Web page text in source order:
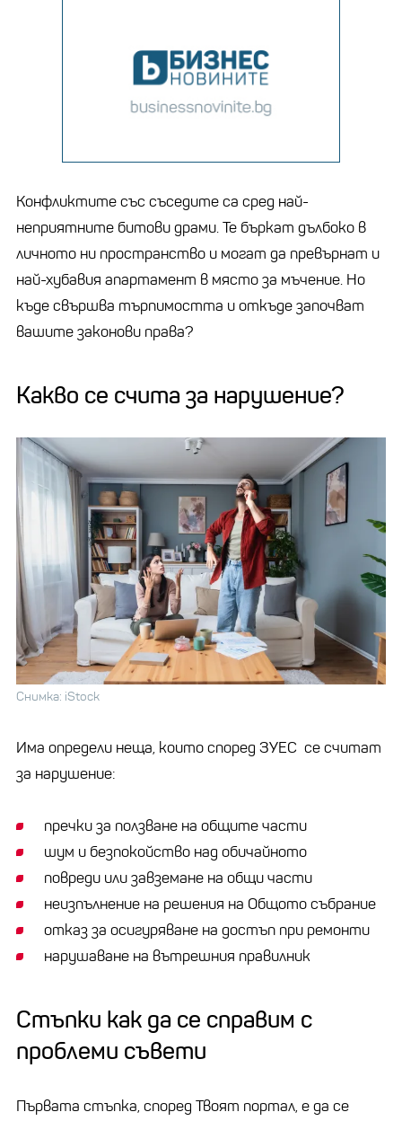
Конфликтите със съседите са сред най-
неприятните битови драми. Те бъркат дълбоко в
личното ни пространство и могат да превърнат и
най-хубавия апартамент в място за мъчение. Но
къде свършва търпимостта и откъде започват
вашите законови права?
Какво се счита за нарушение?
Снимка: iStock
Има определи неща, които според ЗУЕС се считат
за нарушение:
пречки за ползване на общите части
шум и безпокойство над обичайното
повреди или завземане на общи части
неизпълнение на решения на Общото събрание
отказ за осигуряване на достъп при ремонти
нарушаване на вътрешния правилник
Стъпки как да се справим с
проблеми съвети
Първата стъпка, според Твоят портал, е да се